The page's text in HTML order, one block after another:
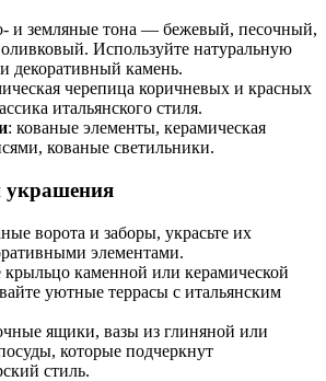
и земляные тона — бежевый, песочный,
Используйте натуральную
декоративный камень.
черепица коричневых и красных
итальянского стиля.
: кованые элементы, керамическая
кованые светильники.
ворота и заборы, украсьте их
элементами.
крыльцо каменной или керамической
уютные террасы с итальянским
ящики, вазы из глиняной или
которые подчеркнут
стиль.